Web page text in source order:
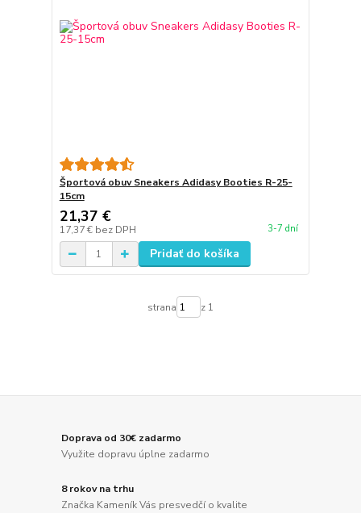
Športová obuv Sneakers Adidasy Booties R-25-
15cm
21,37 €
17,37 € bez DPH 3-7 dní
Pridať do košíka
strana z 1
Doprava od 30€ zadarmo
Využite dopravu úplne zadarmo
8 rokov na trhu
Značka Kameník Vás presvedčí o kvalite